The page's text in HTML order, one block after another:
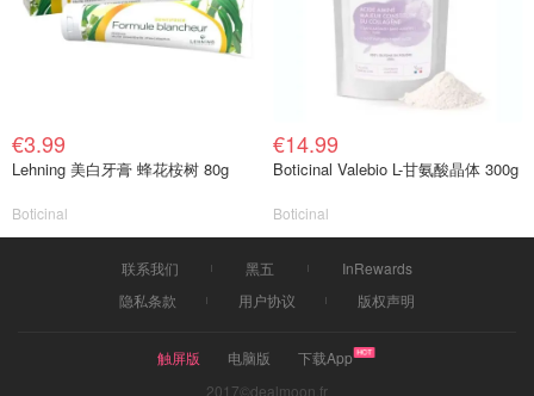
€3.99
Lehning 美白牙膏 蜂花桉树 80g
Boticinal
€14.99
Boticinal Valebio L-甘氨酸晶体 300g
Boticinal
联系我们 黑五
InRewards
隐私条款
用户协议 版权声明
触屏版 电脑版
下载App
2017©dealmoon.fr